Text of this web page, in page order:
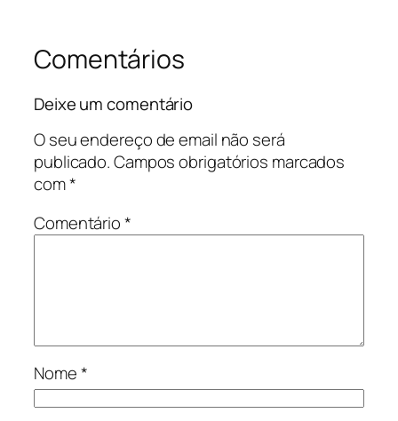
Comentários
Deixe um comentário
O seu endereço de email não será
publicado.Campos obrigatórios marcados
com*
Comentário*
Nome*